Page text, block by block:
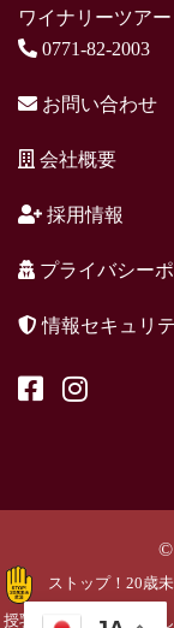
ワイナリーツア
0771-82-2003
お問い合わせ
会社概要
採用情報
プライバシー
情報セキュリ
©
ストップ！20歳未
授乳期の飲酒はやめま